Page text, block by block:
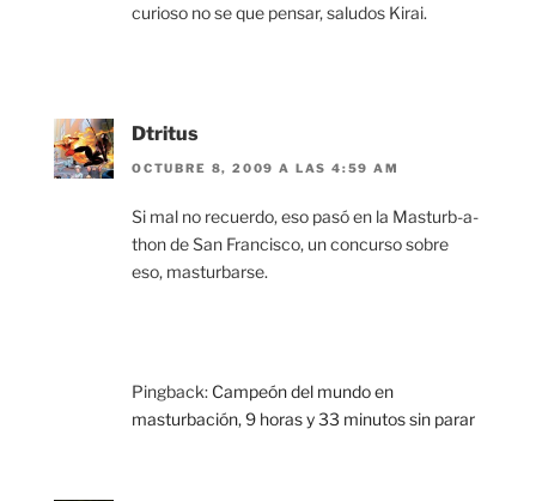
curioso no se que pensar, saludos Kirai.
Dtritus
OCTUBRE 8, 2009 A LAS 4:59 AM
Si mal no recuerdo, eso pasó en la Masturb-a-
thon de San Francisco, un concurso sobre
eso, masturbarse.
Pingback: Campeón del mundo en
masturbación, 9 horas y 33 minutos sin parar